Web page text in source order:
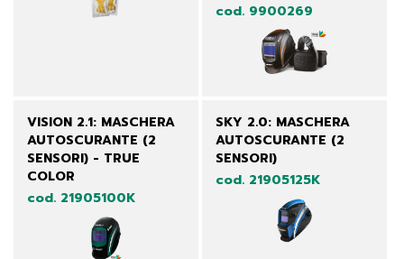
cod. 9900269
VISION 2.1: MASCHERA
AUTOSCURANTE (2
SENSORI) - TRUE
COLOR
cod. 21905100K
SKY 2.0: MASCHERA
AUTOSCURANTE (2
SENSORI)
cod. 21905125K